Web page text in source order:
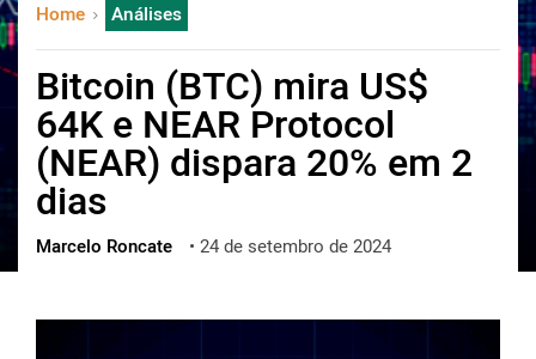
日本語
русский
한국어
العربية
ไทย
ქართული
vietnamese
Home Análises
Bitcoin (BTC) mira US$
64K e NEAR Protocol
(NEAR) dispara 20% em 2
dias
Marcelo Roncate • 24 de setembro de 2024